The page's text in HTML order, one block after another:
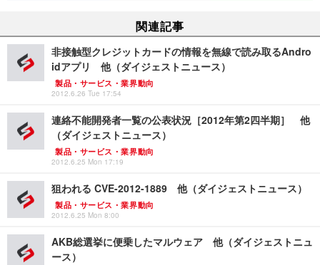
関連記事
非接触型クレジットカードの情報を無線で読み取るAndro
idアプリ 他（ダイジェストニュース）
製品・サービス・業界動向
2012.6.26 Tue 17:54
連絡不能開発者一覧の公表状況［2012年第2四半期］ 他
（ダイジェストニュース）
製品・サービス・業界動向
2012.6.25 Mon 17:19
狙われる CVE-2012-1889 他（ダイジェストニュース）
製品・サービス・業界動向
2012.6.25 Mon 8:00
AKB総選挙に便乗したマルウェア 他（ダイジェストニュ
ース）